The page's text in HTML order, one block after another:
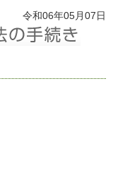
令和06年05月07日